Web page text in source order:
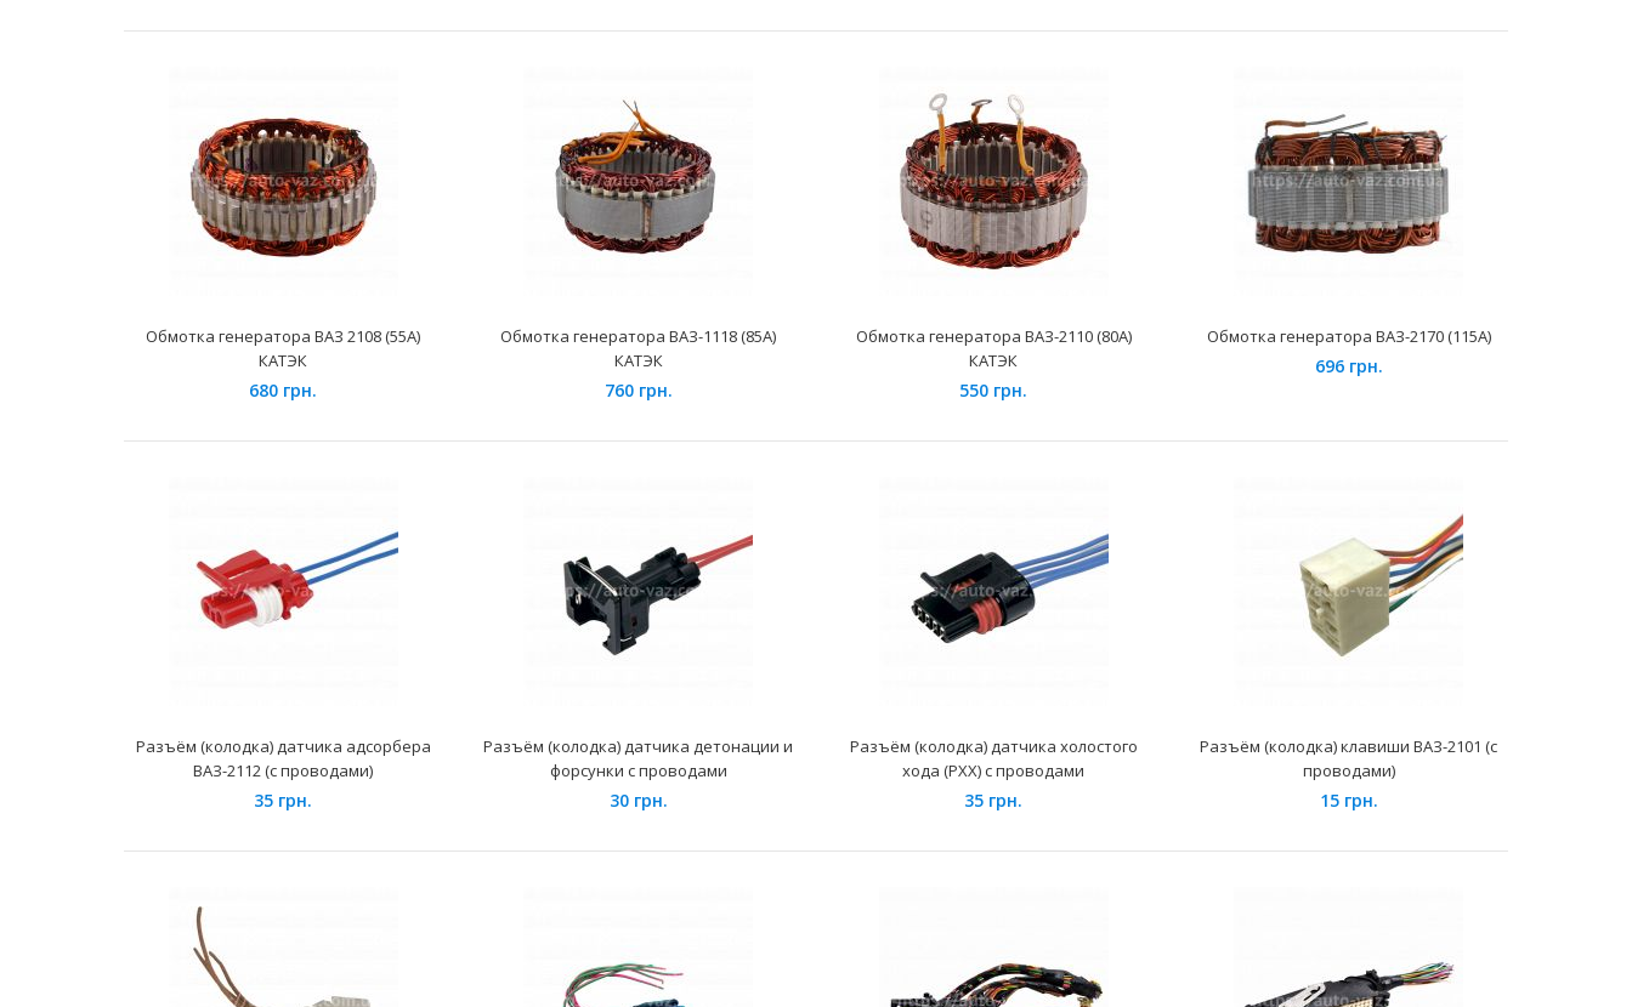
Замки передних ремней безопасности
ВАЗ-2105 (к-т 2 шт.)
320 грн.
Применение на автомобилях семейства ВАЗ-2104, 2105, 2107 и их
модификаций.Замок ремня безопасности с..
375 грн.
Применение на автомобилях семейства ВАЗ 2108, 2109, 21099, Лада
Самара, 2113, 2114, 2115, Лада ..
магистралей ВАЗ 2112 БРТ
Применение на автомобилях семейства ВАЗ укомплектованных
Обмотка генератора ВАЗ 2108 (55А)
КАТЭК
680 грн.
Обмотка генератора ВАЗ-1118 (85А)
КАТЭК
760 грн.
Обмотка генератора ВАЗ-2110 (80А)
КАТЭК
550 грн.
Обмотка генератора ВАЗ-2170 (115А)
696 грн.
Разъём (колодка) датчика адсорбера
ВАЗ-2112 (с проводами)
35 грн.
Разъём (колодка) датчика детонации и
форсунки с проводами
30 грн.
Разъём (колодка) датчика холостого
хода (РХХ) с проводами
35 грн.
Разъём (колодка) клавиши ВАЗ-2101 (с
проводами)
15 грн.